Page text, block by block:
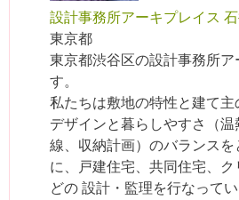
設計事務所アーキプレイス
東京都
東京都渋谷区の設計事務所
す。
私たちは敷地の特性と建て主
デザインと暮らしやすさ（
線、収納計画）のバランス
に、戸建住宅、共同住宅、
どの 設計・監理を行なってい